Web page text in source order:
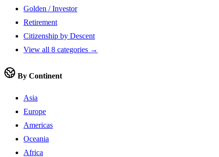
Golden / Investor
Retirement
Citizenship by Descent
View all 8 categories →
By Continent
Asia
Europe
Americas
Oceania
Africa